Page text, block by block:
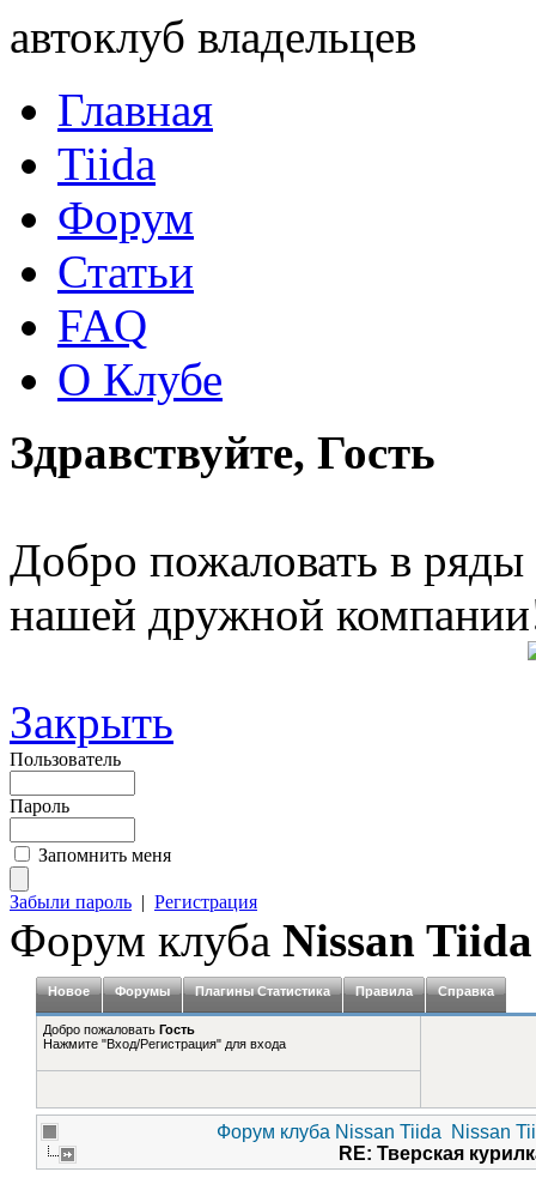
автоклуб владельцев
Главная
Tiida
Форум
Статьи
FAQ
О Клубе
Здравствуйте, Гость
Добро пожаловать в ряды
нашей дружной
Закрыть
Пользователь
Пароль
Запомнить меня
Забыли пароль | Регистрация
Форум клуба Nissan Tiida
Новое Форумы Плагины Статистика Правила Справка
Добро пожаловать Гость
Нажмите "Вход/Регистрация" для входа
Форум клуба Nissan Tiida
Nissan
RE: Тверская